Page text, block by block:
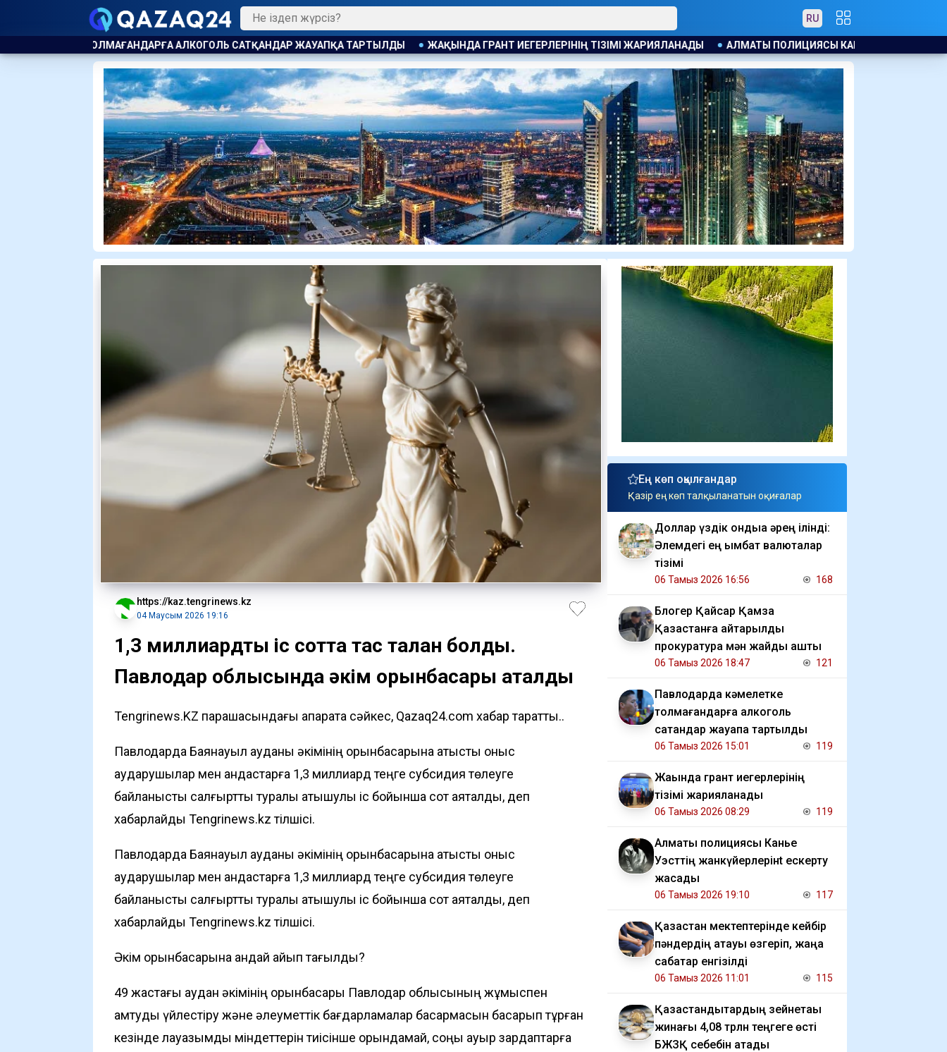
RU
АЛКОГОЛЬ САТҚАНДАР ЖАУАПҚА ТАРТЫЛДЫ ЖАҚЫНДА ГРАНТ ИЕГЕРЛЕРІНІҢ ТІЗІМІ ЖАРИЯЛАНАДЫ АЛМАТЫ ПОЛИЦИЯСЫ КАНЬЕ УЭСТТІҢ ЖАНКҮЙЕРЛЕРІНT ЕСКЕРТУ ЖАСАДЫ
https://kaz.tengrinews.kz
04 Маусым 2026 19:16
1,3 миллиардтық іс сотта тас талқан болды.
Павлодар облысында әкім орынбасары ақталды
Tengrinews.KZ парақшасындағы ақпаратқа сәйкес, Qazaq24.com хабар таратты..
Павлодарда Баянауыл ауданы әкімінің орынбасарына қатысты қоныс
аударушылар мен қандастарға 1,3 миллиард теңге субсидия төлеуге
байланысты салғырттық туралы атышулы іс бойынша сот аяқталды, деп
хабарлайды Tengrinews.kzтілшісі.
Павлодарда Баянауыл ауданы әкімінің орынбасарына қатысты қоныс
аударушылар мен қандастарға 1,3 миллиард теңге субсидия төлеуге
байланысты салғырттық туралы атышулы іс бойынша сот аяқталды, деп
хабарлайды Tengrinews.kzтілшісі.
Әкім орынбасарына қандай айып тағылды?
49 жастағы аудан әкімінің орынбасары Павлодар облысының жұмыспен
қамтуды үйлестіру және әлеуметтік бағдарламалар басқармасын басқарып тұрған
кезінде лауазымдық міндеттерін тиісінше орындамай, соңы ауыр зардаптарға
Ең көп оқылғандар
Қазір ең көп талқыланатын оқиғалар
Доллар үздік ондыққа әрең ілінді:
Әлемдегі ең қымбат валюталар
тізімі
06 Тамыз 2026 16:56 168
Блогер Қайсар Қамза
Қазақстанға қайтарылды
прокуратура мән жайды ашты
06 Тамыз 2026 18:47 121
Павлодарда кәмелетке
толмағандарға алкоголь
сатқандар жауапқа тартылды
06 Тамыз 2026 15:01 119
Жақында грант иегерлерінің
тізімі жарияланады
06 Тамыз 2026 08:29 119
Алматы полициясы Канье
Уэсттің жанкүйерлерінt ескерту
жасады
06 Тамыз 2026 19:10 117
Қазақстан мектептерінде кейбір
пәндердің атауы өзгеріп, жаңа
сабақтар енгізілді
06 Тамыз 2026 11:01 115
Қазақстандықтардың зейнетақы
жинағы 4,08 трлн теңгеге өсті
БЖЗҚ себебін атады